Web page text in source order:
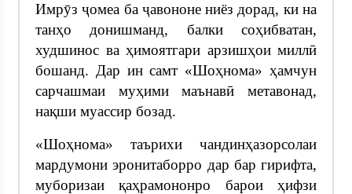
Имрӯз ҷомеа ба ҷавононе ниёз дорад, ки на
танҳо донишманд, балки соҳибватан,
худшинос ва ҳимоятгари арзишҳои миллӣ
бошанд. Дар ин самт «Шоҳнома» ҳамчун
сарчашмаи муҳими маънавӣ метавонад,
нақши муассир бозад.
«Шоҳнома» таърихи чандинҳазорсолаи
мардумони эронитаборро дар бар гирифта,
муборизаи қаҳрамононро барои ҳифзи